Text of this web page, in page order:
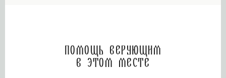
Помощь верующим
в этом месте